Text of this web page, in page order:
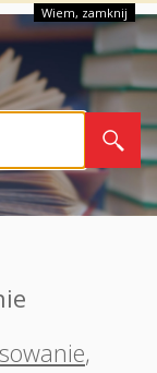
Wiem, zamknij
,